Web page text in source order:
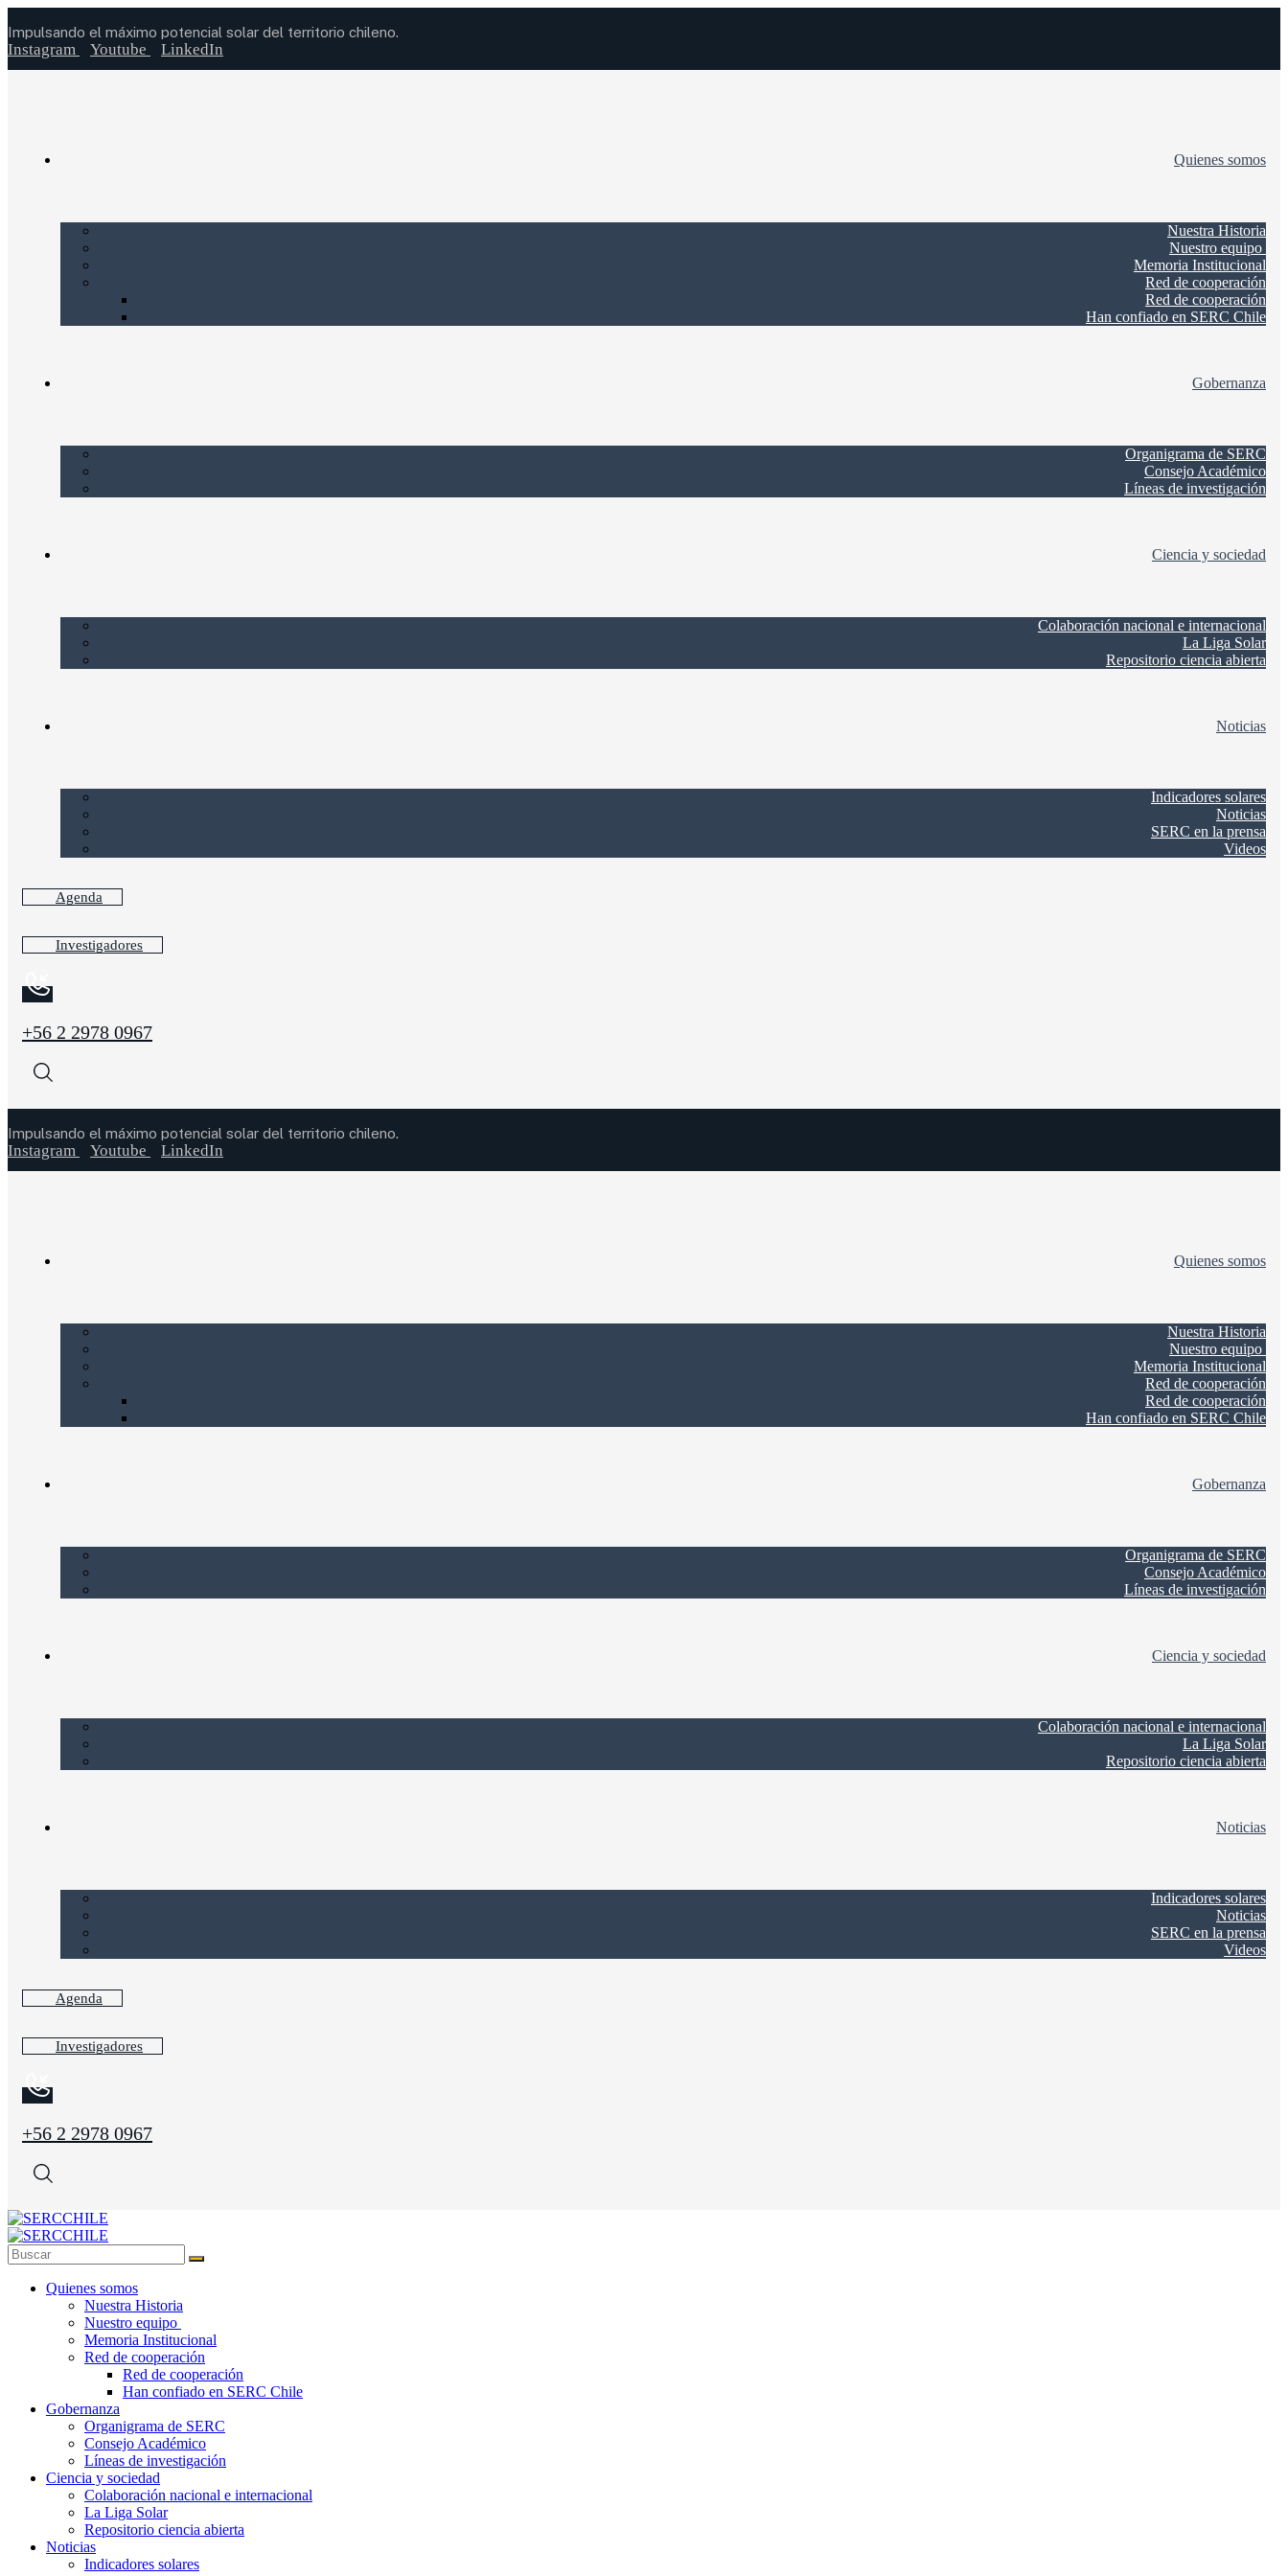
Impulsando el máximo potencial solar del territorio chileno.
Instagram Youtube LinkedIn
Quienes somos
Nuestra Historia
Nuestro equipo
Memoria Institucional
Red de cooperación
Red de cooperación
Han confiado en SERC Chile
Gobernanza
Organigrama de SERC
Consejo Académico
Líneas de investigación
Ciencia y sociedad
Colaboración nacional e internacional
La Liga Solar
Repositorio ciencia abierta
Noticias
Indicadores solares
Noticias
SERC en la prensa
Videos
Agenda
Investigadores
+56 2 2978 0967
Impulsando el máximo potencial solar del territorio chileno.
Instagram Youtube LinkedIn
Quienes somos
Nuestra Historia
Nuestro equipo
Memoria Institucional
Red de cooperación
Red de cooperación
Han confiado en SERC Chile
Gobernanza
Organigrama de SERC
Consejo Académico
Líneas de investigación
Ciencia y sociedad
Colaboración nacional e internacional
La Liga Solar
Repositorio ciencia abierta
Noticias
Indicadores solares
Noticias
SERC en la prensa
Videos
Agenda
Investigadores
+56 2 2978 0967
Quienes somos
Nuestra Historia
Nuestro equipo
Memoria Institucional
Red de cooperación
Red de cooperación
Han confiado en SERC Chile
Gobernanza
Organigrama de SERC
Consejo Académico
Líneas de investigación
Ciencia y sociedad
Colaboración nacional e internacional
La Liga Solar
Repositorio ciencia abierta
Noticias
Indicadores solares